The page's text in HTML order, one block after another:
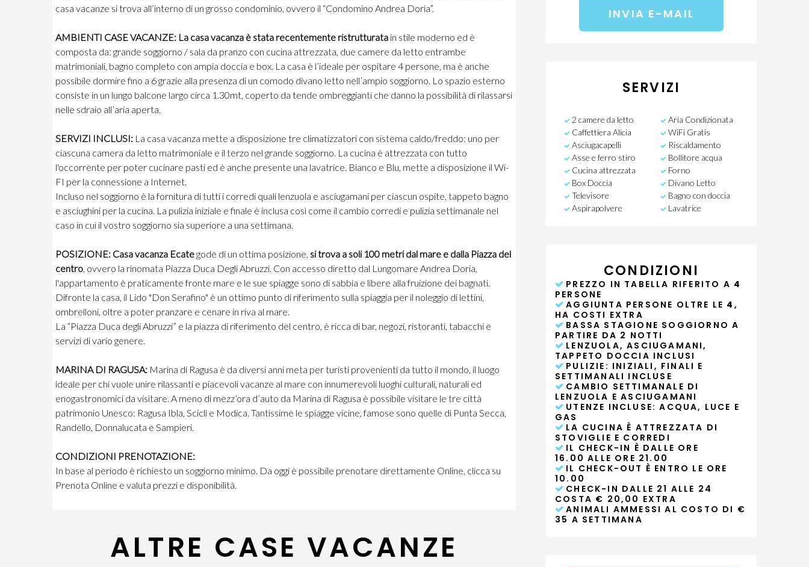
casa vacanze si trova all’interno di un grosso condominio, ovvero il “Condomino Andrea Doria”.
AMBIENTI CASE VACANZE: La casa vacanza è stata recentemente ristrutturata in stile moderno ed è
composta da: grande soggiorno / sala da pranzo con cucina attrezzata, due camere da letto entrambe
matrimoniali, bagno completo con ampia doccia e box. La casa è l’ideale per ospitare 4 persone, ma è anche
possibile dormire fino a 6 grazie alla presenza di un comodo divano letto nell’ampio soggiorno. Lo spazio esterno
consiste in un lungo balcone largo circa 1.30mt, coperto da tende ombreggianti che danno la possibilità di rilassarsi
nelle sdraio all’aria aperta.
SERVIZI INCLUSI: La casa vacanza mette a disposizione tre climatizzatori con sistema caldo/freddo: uno per
ciascuna camera da letto matrimoniale e il terzo nel grande soggiorno. La cucina è attrezzata con tutto
l'occorrente per poter cucinare pasti ed è anche presente una lavatrice. Bianco e Blu, mette a disposizione il Wi-
FI per la connessione a Internet.
Incluso nel soggiorno è la fornitura di tutti i corredi quali lenzuola e asciugamani per ciascun ospite, tappeto bagno
e asciughini per la cucina. La pulizia iniziale e finale è inclusa così come il cambio corredi e pulizia settimanale nel
caso in cui il vostro soggiorno sia superiore a una settimana.
POSIZIONE: Casa vacanza Ecategode di un ottima posizione, si trova a soli 100 metri dal mare e dalla Piazza del
centro, ovvero la rinomata Piazza Duca Degli Abruzzi. Con accesso diretto dal Lungomare Andrea Doria,
l'appartamento è praticamente fronte mare e le sue spiagge sono di sabbia e libere alla fruizione dei bagnati.
Difronte la casa, il Lido "Don Serafino" è un ottimo punto di riferimento sulla spiaggia per il noleggio di lettini,
ombrelloni, oltre a poter pranzare e cenare in riva al mare.
La “Piazza Duca degli Abruzzi” e la piazza di riferimento del centro, è ricca di bar, negozi, ristoranti, tabacchi e
servizi di vario genere.
MARINA DI RAGUSA: Marina di Ragusa è da diversi anni meta per turisti provenienti da tutto il mondo, il luogo
ideale per chi vuole unire rilassanti e piacevoli vacanze al mare con innumerevoli luoghi culturali, naturali ed
enogastronomici da visitare. A meno di mezz’ora d’auto da Marina di Ragusa è possibile visitare le tre città
patrimonio Unesco: Ragusa Ibla, Scicli e Modica. Tantissime le spiagge vicine, famose sono quelle di Punta Secca,
Randello, Donnalucata e Sampieri.
CONDIZIONI PRENOTAZIONE:
In base al periodo è richiesto un soggiorno minimo. Da oggi è possibile prenotare direttamente Online, clicca su
Prenota Online e valuta prezzi e disponibilità.
ALTRE CASE VACANZE
SERVIZI
2 camere da letto
Caffettiera Alicia
Asciugacapelli
Asse e ferro stiro
Cucina attrezzata
Box Doccia
Televisore
Aspirapolvere
Aria Condizionata
WiFi Gratis
Riscaldamento
Bollitore acqua
Forno
Divano Letto
Bagno con doccia
Lavatrice
CONDIZIONI
PREZZO IN TABELLA RIFERITO A 4
PERSONE
AGGIUNTA PERSONE OLTRE LE 4 ,
HA COSTI EXTRA
BASSA STAGIONE SOGGIORNO A
PARTIRE DA 2 NOTTI
LENZUOLA, ASCIUGAMANI,
TAPPETO DOCCIA INCLUSI
PULIZIE: INIZIALI, FINALI E
SETTIMANALI INCLUSE
CAMBIO SETTIMANALE DI
LENZUOLA E ASCIUGAMANI
UTENZE INCLUSE: ACQUA, LUCE E
GAS
LA CUCINA È ATTREZZATA DI
STOVIGLIE E CORREDI
IL CHECK-IN È DALLE ORE
16.00 ALLE ORE 21.00
IL CHECK-OUT È ENTRO LE ORE
10.00
CHECK-IN DALLE 21 ALLE 24
COSTA € 20,00 EXTRA
ANIMALI AMMESSI AL COSTO DI €
35 A SETTIMANA